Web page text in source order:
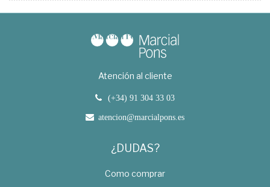
Atención al cliente
(+34) 91 304 33 03
atencion@marcialpons.es
¿DUDAS?
Como comprar